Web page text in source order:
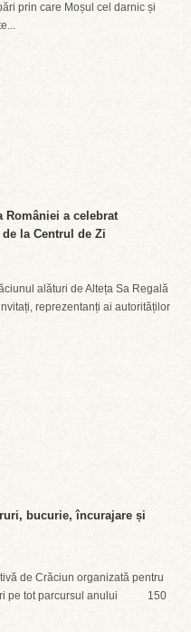
prin care Moșul cel darnic și
României a celebrat
la Centrul de Zi
alături de Alteța Sa Regală
reprezentanți ai autorităților
bucurie, încurajare și
de Crăciun organizată pentru
pe tot parcursul anului 150